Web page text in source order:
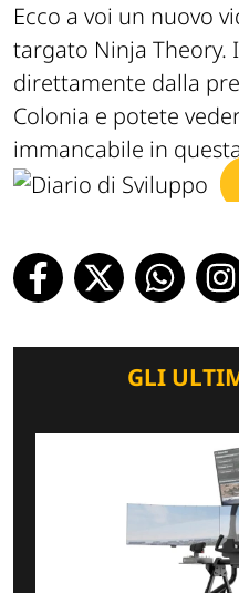
Ecco a voi un nuovo
targato Ninja Theory.
direttamente dalla
Colonia e potete
immancabile in
GLI